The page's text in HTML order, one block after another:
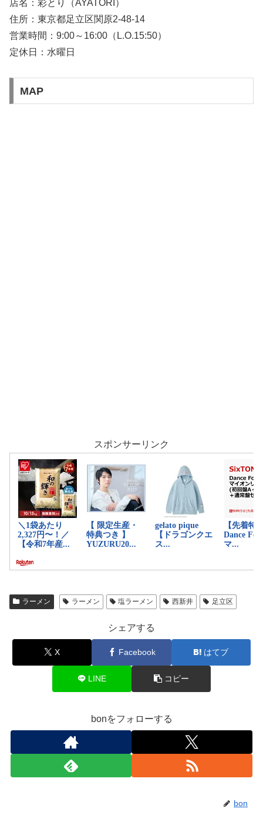
店名：彩とり（AYATORI）
住所：東京都足立区関原2-48-14
営業時間：9:00～16:00（L.O.15:50）
定休日：水曜日
MAP
スポンサーリンク
ラーメン ラーメン 塩ラーメン 西新井 足立区
シェアする
X Facebook はてブ
LINE コピー
bonをフォローする
bon